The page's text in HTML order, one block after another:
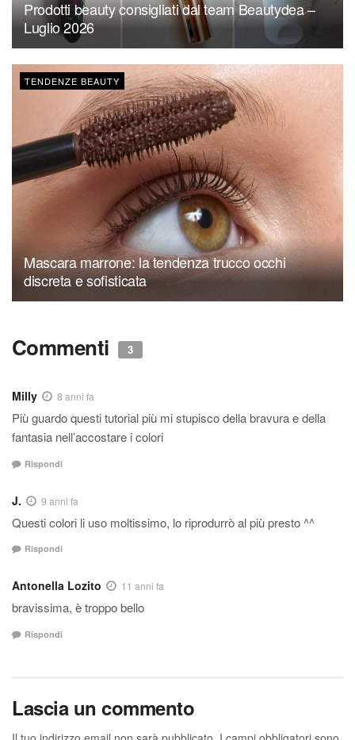
Prodotti beauty consigliati dal team Beautydea –
Luglio 2026
TENDENZE BEAUTY
Mascara marrone: la tendenza trucco occhi
discreta e sofisticata
Commenti 3
Milly 8 anni fa
Più guardo questi tutorial più mi stupisco della bravura e della
fantasia nell’accostare i colori
Rispondi
J. 9 anni fa
Questi colori li uso moltissimo, lo riprodurrò al più presto ^^
Rispondi
Antonella Lozito 11 anni fa
bravissima, è troppo bello
Rispondi
Lascia un commento